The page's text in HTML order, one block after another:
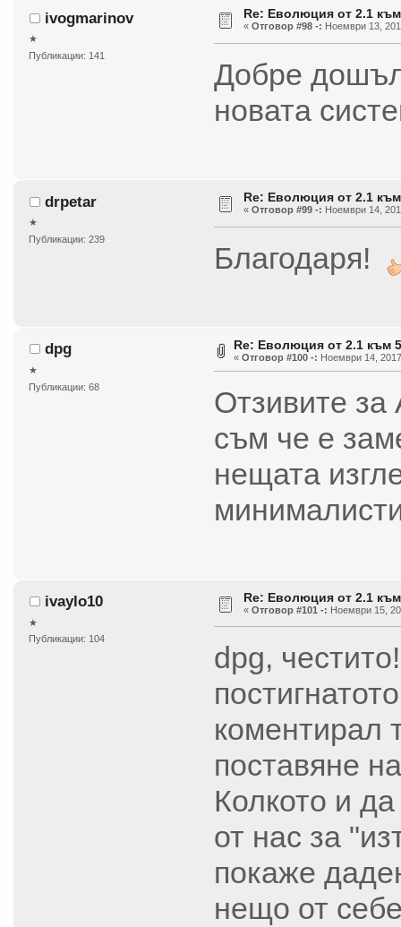
ivogmarinov
★
Публикации: 141
Re: Еволюция от 2.1
« Отговор #98 -: Ноември 13,
Добре
новата
drpetar
★
Публикации: 239
Re: Еволюция от 2.1
« Отговор #99 -: Ноември 14,
Благодаря!
dpg
★
Публикации: 68
Re: Еволюция от 2.1 към
« Отговор #100 -: Ноември 14,
Отзивите за
съм че е
нещата
ivaylo10
★
Публикации: 104
Re: Еволюция от 2.1
« Отговор #101 -: Ноември 15,
dpg,
коментирал
поставяне
Колкото и
от нас за
покаже
нещо от